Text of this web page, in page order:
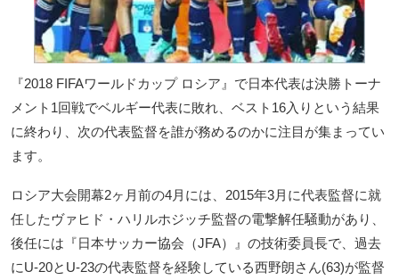
『2018 FIFAワールドカップ ロシア』で日本代表は決勝トーナ
メント1回戦でベルギー代表に敗れ、ベスト16入りという結果
に終わり、次の代表監督を誰が務めるのかに注目が集まってい
ます。
ロシア大会開幕2ヶ月前の4月には、2015年3月に代表監督に就
任したヴァヒド・ハリルホジッチ監督の電撃解任騒動があり、
後任には『日本サッカー協会（JFA）』の技術委員長で、過去
にU-20とU-23の代表監督を経験している西野朗さん(63)が監督